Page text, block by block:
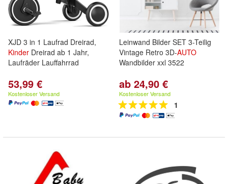
XJD 3 in 1 Laufrad Dreirad,
Kinder Dreirad ab 1 Jahr,
Laufräder Lauffahrrad
53,99 €
Kostenloser Versand
Leinwand Bilder SET 3-Teilig
Vintage Retro 3D-AUTO
Wandbilder xxl 3522
ab 24,90 €
Kostenloser Versand
1